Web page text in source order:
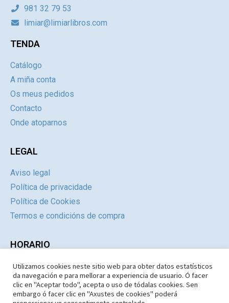
981 32 79 53
limiar@limiarlibros.com
TENDA
Catálogo
A miña conta
Os meus pedidos
Contacto
Onde atoparnos
LEGAL
Aviso legal
Política de privacidade
Política de Cookies
Termos e condicións de compra
HORARIO
Día Mañás
Tardes
Luns a Xoves
09:30 – 14.30
Pechado
Venres e Sábados
09:30 – 14:30
Utilizamos cookies neste sitio web para obter datos estatísticos
da navegación e para mellorar a experiencia de usuario. Ó facer
clic en "Aceptar todo", acepta o uso de tódalas cookies. Sen
embargo ó facer clic en "Axustes de cookies" poderá